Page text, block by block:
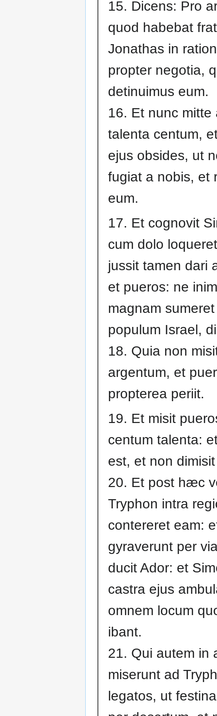
15. Dicens: Pro
quod habebat
Jonathas in
propter negotia,
detinuimus eum.
16. Et nunc mitte
talenta centum,
ejus obsides, ut
fugiat a nobis, et
eum.
17. Et cognovit
cum dolo
jussit tamen dari
et pueros: ne
magnam
populum Israel,
18. Quia non
argentum, et
propterea periit.
19. Et misit
centum talenta:
est, et non
20. Et post hæc
Tryphon intra
contereret eam:
gyraverunt per
ducit Ador: et
castra ejus
omnem locum
ibant.
21. Qui autem in
miserunt ad
legatos, ut